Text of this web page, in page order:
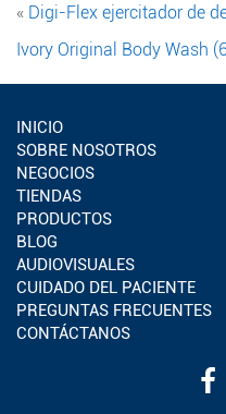
« Digi-Flex ejercitador de
Ivory Original Body Wash
INICIO
SOBRE NOSOTROS
NEGOCIOS
TIENDAS
PRODUCTOS
BLOG
AUDIOVISUALES
CUIDADO DEL PACIENTE
PREGUNTAS FRECUENTES
CONTÁCTANOS